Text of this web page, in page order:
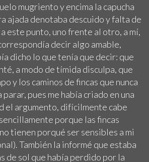
mugriento y encima la capucha
ajada denotaba descuido y falta de
este punto, uno frente al otro, a mí,
decir algo amable,
dicho lo que tenía que decir: que
a modo de tímida disculpa, que
y los caminos de fincas que nunca
parar, pues me había criado en una
el argumento, difícilmente cabe
porque las fincas
tienen porqué ser sensibles a mi
También la informé que estaba
de sol que había perdido por la